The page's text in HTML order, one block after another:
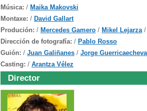
Música: / Maika Makovski
Montaxe: / David Gallart
Produción: / Mercedes Gamero / Mikel Lejarza /
Dirección de fotografía: / Pablo Rosso
Guión: / Juan Galiñanes / Jorge
Casting: / Arantza Vélez
Director